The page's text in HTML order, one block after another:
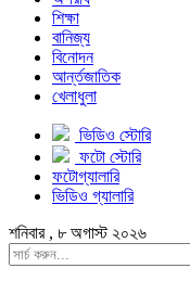
শিক্ষা
বানিজ্য
বিনোদন
আর্ন্তজাতিক
খেলাধুলা
ভিডিও স্টোরি
ফটো স্টোরি
ফটোগ্যালারি
ভিডিও গ্যালারি
শনিবার , ৮ অগাস্ট ২০২৬